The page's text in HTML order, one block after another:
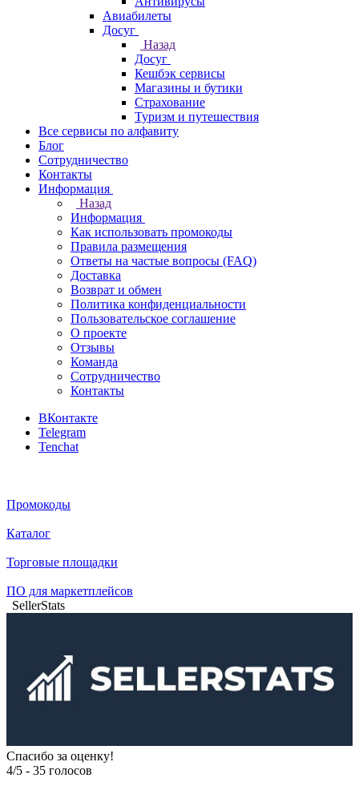
Авиабилеты
Досуг
Назад
Досуг
Кешбэк сервисы
Магазины и бутики
Страхование
Туризм и путешествия
Все сервисы по алфавиту
Блог
Сотрудничество
Контакты
Информация
Назад
Информация
Как использовать промокоды
Правила размещения
Ответы на частые вопросы (FAQ)
Доставка
Возврат и обмен
Политика конфиденциальности
Пользовательское соглашение
О проекте
Отзывы
Команда
Сотрудничество
Контакты
ВКонтакте
Telegram
Tenchat
Промокоды
Каталог
Торговые площадки
ПО для маркетплейсов
SellerStats
Спасибо за оценку!
4/5 - 35 голосов